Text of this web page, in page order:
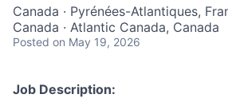
Canada · Pyrénées-Atlantiques,
Canada · Atlantic Canada, Canada
Posted on May 19, 2026
Job Description: